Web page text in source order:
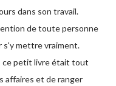
dans son travail.
de toute personne
s'y mettre vraiment.
ce petit livre était tout
affaires et de ranger